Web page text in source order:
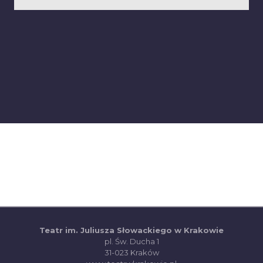
Teatr im. Juliusza Słowackiego w Krakowie
pl. Św. Ducha 1
31-023 Kraków